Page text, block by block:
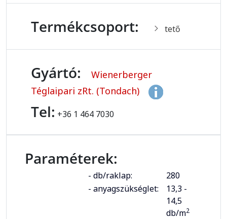
Termékcsoport: tető
Gyártó:
Wienerberger
Téglaipari zRt. (Tondach)
Tel: +36 1 464 7030
Paraméterek:
- db/raklap:
280
- anyagszükséglet:
13,3 -
14,5
db/m2